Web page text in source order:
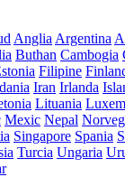
Anglia Argentina
Buthan Cambogia
Filipine
Iran Irlanda
Lituania
Mexic Nepal
Singapore Spania
Turcia Ungaria